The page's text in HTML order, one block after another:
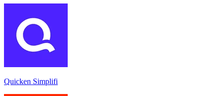
Quicken Simplifi